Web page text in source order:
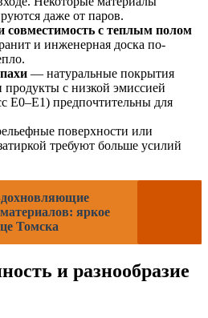
даже от паров.
совместимость с теплым полом
и инженерная доска по-
— натуральные покрытия
продукты с низкой эмиссией
E0–E1) предпочтительны для
поверхности или
требуют больше усилий
яркое
Томска
и разнообразие